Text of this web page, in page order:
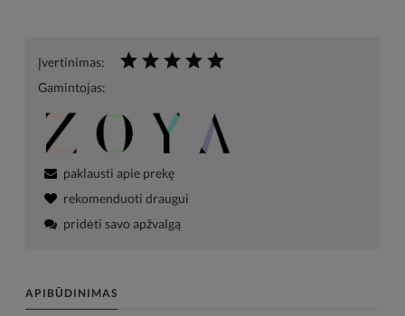
Įvertinimas:
Gamintojas:
paklausti apie prekę
rekomenduoti draugui
pridėti savo apžvalgą
APIBŪDINIMAS